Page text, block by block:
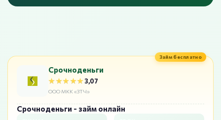
Займ бесплатно
Срочноденьги
★★★★★
★★★★★3,07
ООО МКК «ЗТЧ»
Срочноденьги - займ онлайн